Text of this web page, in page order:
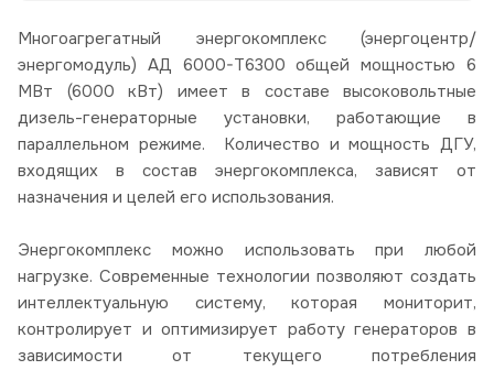
Многоагрегатный энергокомплекс (энергоцентр/
энергомодуль) АД 6000-Т6300 общей мощностью 6
МВт (6000 кВт) имеет в составе высоковольтные
дизель-генераторные установки, работающие в
параллельном режиме. Количество и мощность ДГУ,
входящих в состав энергокомплекса, зависят от
назначения и целей его использования.
Энергокомплекс можно использовать при любой
нагрузке. Современные технологии позволяют создать
интеллектуальную систему, которая мониторит,
контролирует и оптимизирует работу генераторов в
зависимости от текущего потребления